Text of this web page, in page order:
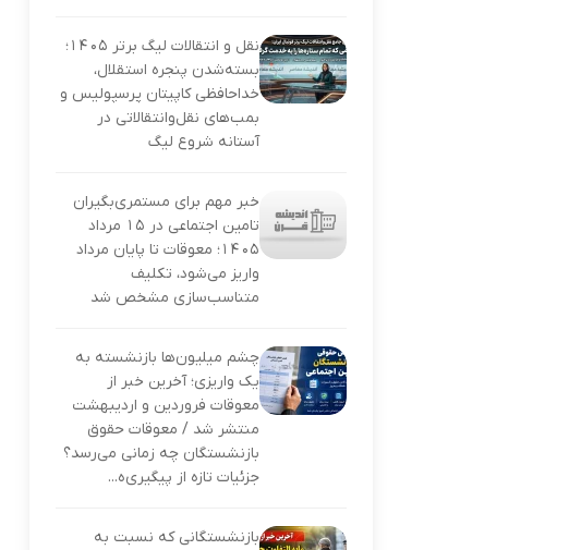
نقل و انتقالات لیگ برتر ۱۴۰۵؛
بسته‌شدن پنجره استقلال،
خداحافظی کاپیتان پرسپولیس و
بمب‌های نقل‌وانتقالاتی در
آستانه شروع لیگ
خبر مهم برای مستمری‌بگیران
تامین اجتماعی در ۱۵ مرداد
۱۴۰۵؛ معوقات تا پایان مرداد
واریز می‌شود، تکلیف
متناسب‌سازی مشخص شد
چشم میلیون‌ها بازنشسته به
یک واریزی؛ آخرین خبر از
معوقات فروردین و اردیبهشت
منتشر شد / معوقات حقوق
بازنشستگان چه زمانی می‌رسد؟
جزئیات تازه از پیگیری‌ه...
بازنشستگانی که نسبت به